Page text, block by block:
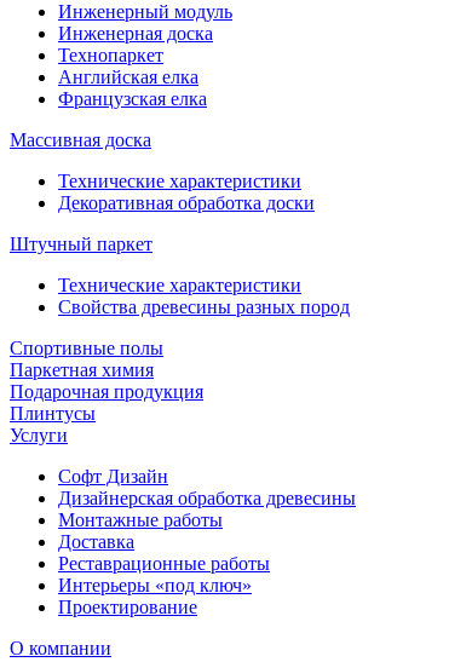
Инженерный модуль
Инженерная доска
Технопаркет
Английская елка
Французская елка
Массивная доска
Технические характеристики
Декоративная обработка доски
Штучный паркет
Технические характеристики
Свойства древесины разных пород
Спортивные полы
Паркетная химия
Подарочная продукция
Плинтусы
Услуги
Софт Дизайн
Дизайнерская обработка древесины
Монтажные работы
Доставка
Реставрационные работы
Интерьеры «под ключ»
Проектирование
О компании